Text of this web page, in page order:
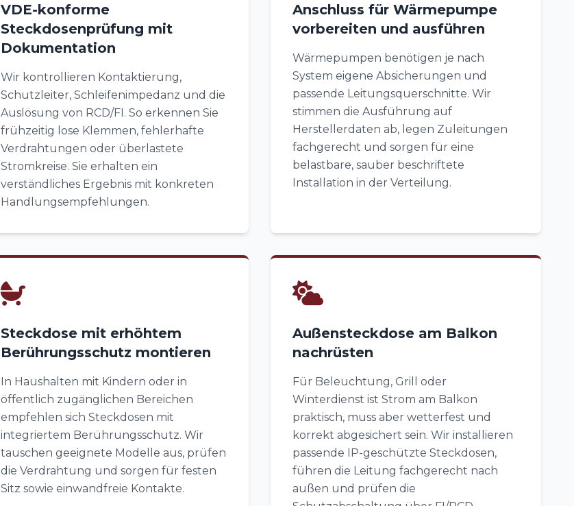
VDE-konforme
Steckdosenprüfung mit
Dokumentation
Wir kontrollieren Kontaktierung,
Schutzleiter, Schleifenimpedanz und die
Auslösung von RCD/FI. So erkennen Sie
frühzeitig lose Klemmen, fehlerhafte
Verdrahtungen oder überlastete
Stromkreise. Sie erhalten ein
verständliches Ergebnis mit konkreten
Handlungsempfehlungen.
Anschluss für Wärmepumpe
vorbereiten und ausführen
Wärmepumpen benötigen je nach
System eigene Absicherungen und
passende Leitungsquerschnitte. Wir
stimmen die Ausführung auf
Herstellerdaten ab, legen Zuleitungen
fachgerecht und sorgen für eine
belastbare, sauber beschriftete
Installation in der Verteilung.
Steckdose mit erhöhtem
Berührungsschutz montieren
In Haushalten mit Kindern oder in
öffentlich zugänglichen Bereichen
empfehlen sich Steckdosen mit
integriertem Berührungsschutz. Wir
tauschen geeignete Modelle aus, prüfen
die Verdrahtung und sorgen für festen
Sitz sowie einwandfreie Kontakte.
Außensteckdose am Balkon
nachrüsten
Für Beleuchtung, Grill oder
Winterdienst ist Strom am Balkon
praktisch, muss aber wetterfest und
korrekt abgesichert sein. Wir installieren
passende IP-geschützte Steckdosen,
führen die Leitung fachgerecht nach
außen und prüfen die